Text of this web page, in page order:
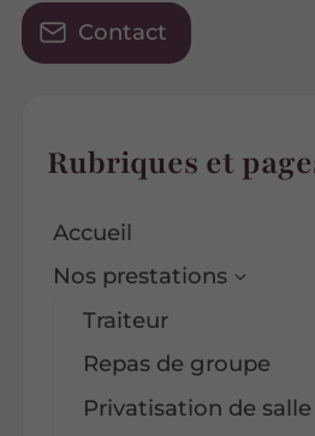
Contact
Rubriques et
Accueil
Nos prestations
Traiteur
Repas de groupe
Privatisation de salle